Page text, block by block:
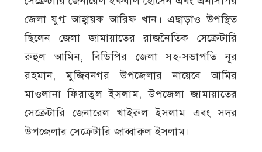
জেলা যুগ্ম আহ্বায়ক আরিফ খান। এছাড়াও উপস্থিত
ছিলেন জেলা জামায়াতের রাজনৈতিক সেক্রেটারি
রুহুল আমিন, বিডিপির জেলা সহ-সভাপতি নূর
রহমান, মুজিবনগর উপজেলার নায়েবে আমির
মাওলানা ফিরাতুল ইসলাম, উপজেলা জামায়াতের
সেক্রেটারি জেনারেল খাইরুল ইসলাম এবং সদর
উপজেলার সেক্রেটারি জাব্বারুল ইসলাম।